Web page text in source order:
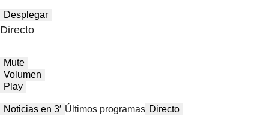
Desplegar
Directo
Mute
Volumen
Play
Noticias en 3′ Últimos programas Directo